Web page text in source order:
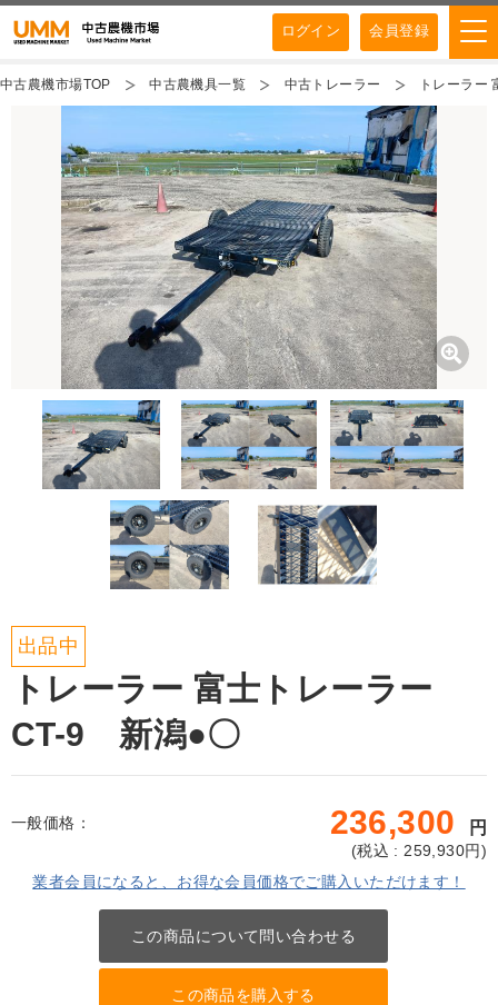
ログイン 会員登録
中古農機市場TOP 中古農機具一覧 中古トレーラー トレーラー
出品中
トレーラー 富士トレーラー
CT-9 新潟●〇
一般価格： 236,300 円
(税込 : 259,930円)
業者会員になると、お得な会員価格でご購入いただけます！
この商品について問い合わせる
この商品を購入する